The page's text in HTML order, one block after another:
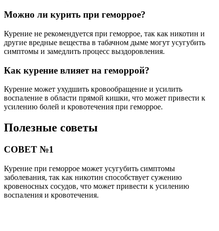
Можно ли курить при геморрое?
Курение не рекомендуется при геморрое, так как никотин и
другие вредные вещества в табачном дыме могут усугубить
симптомы и замедлить процесс выздоровления.
Как курение влияет на геморрой?
Курение может ухудшить кровообращение и усилить
воспаление в области прямой кишки, что может привести к
усилению болей и кровотечения при геморрое.
Полезные советы
СОВЕТ №1
Курение при геморрое может усугубить симптомы
заболевания, так как никотин способствует сужению
кровеносных сосудов, что может привести к усилению
воспаления и кровотечения.